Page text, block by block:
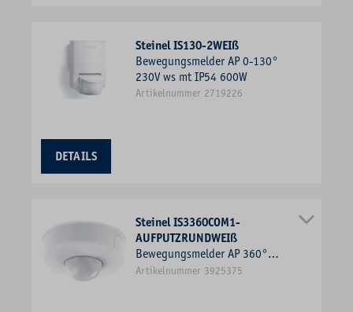
Steinel IS130-2WEIß
Bewegungsmelder AP 0-130°
230V ws mt IP54 600W
Artikelnummer 2719226
DETAILS
Steinel IS3360COM1-
AUFPUTZRUNDWEIß
Bewegungsmelder AP 360°
220V ws mt IP54 fernb 2000W
Artikelnummer 3925375